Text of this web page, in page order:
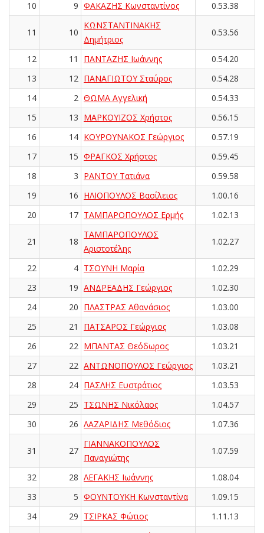
10 9 ΦΑΚΑΖΗΣ Κωνσταντίνος 0.53.38
11 10
ΚΩΝΣΤΑΝΤΙΝΑΚΗΣ
Δημήτριος
0.53.56
12 11 ΠΑΝΤΑΖΗΣ Ιωάννης
0.54.20
13
12 ΠΑΝΑΓΙΩΤΟΥ Σταύρος
0.54.28
14
2 ΘΩΜΑ Αγγελική
0.54.33
15
13 ΜΑΡΚΟΥΙΖΟΣ Χρήστος
0.56.15
16
14 ΚΟΥΡΟΥΝΑΚΟΣ Γεώργιος
0.57.19
17
15 ΦΡΑΓΚΟΣ Χρήστος
0.59.45
18
3 ΡΑΝΤΟΥ Τατιάνα
0.59.58
19
16 ΗΛΙΟΠΟΥΛΟΣ Βασίλειος
1.00.16
20
17 ΤΑΜΠΑΡΟΠΟΥΛΟΣ Ερμής 1.02.13
21 18
ΤΑΜΠΑΡΟΠΟΥΛΟΣ
Αριστοτέλης
1.02.27
22 4 ΤΣΟΥΝΗ Μαρία
1.02.29
23
19 ΑΝΔΡΕΑΔΗΣ Γεώργιος
1.02.30
24
20 ΠΛΑΣΤΡΑΣ Αθανάσιος
1.03.00
25
21 ΠΑΤΣΑΡΟΣ Γεώργιος
1.03.08
26
22 ΜΠΑΝΤΑΣ Θεόδωρος
1.03.21
27
22 ΑΝΤΩΝΟΠΟΥΛΟΣ Γεώργιος
1.03.21
28
24 ΠΑΣΛΗΣ Ευστράτιος
1.03.53
29
25 ΤΣΩΝΗΣ Νικόλαος
1.04.57
30
26 ΛΑΖΑΡΙΔΗΣ Μεθόδιος 1.07.36
31 27
ΓΙΑΝΝΑΚΟΠΟΥΛΟΣ
Παναγιώτης
1.07.59
32 28 ΛΕΓΑΚΗΣ Ιωάννης
1.08.04
33
5 ΦΟΥΝΤΟΥΚΗ Κωνσταντίνα
1.09.15
34
29 ΤΣΙΡΚΑΣ Φώτιος
1.11.13